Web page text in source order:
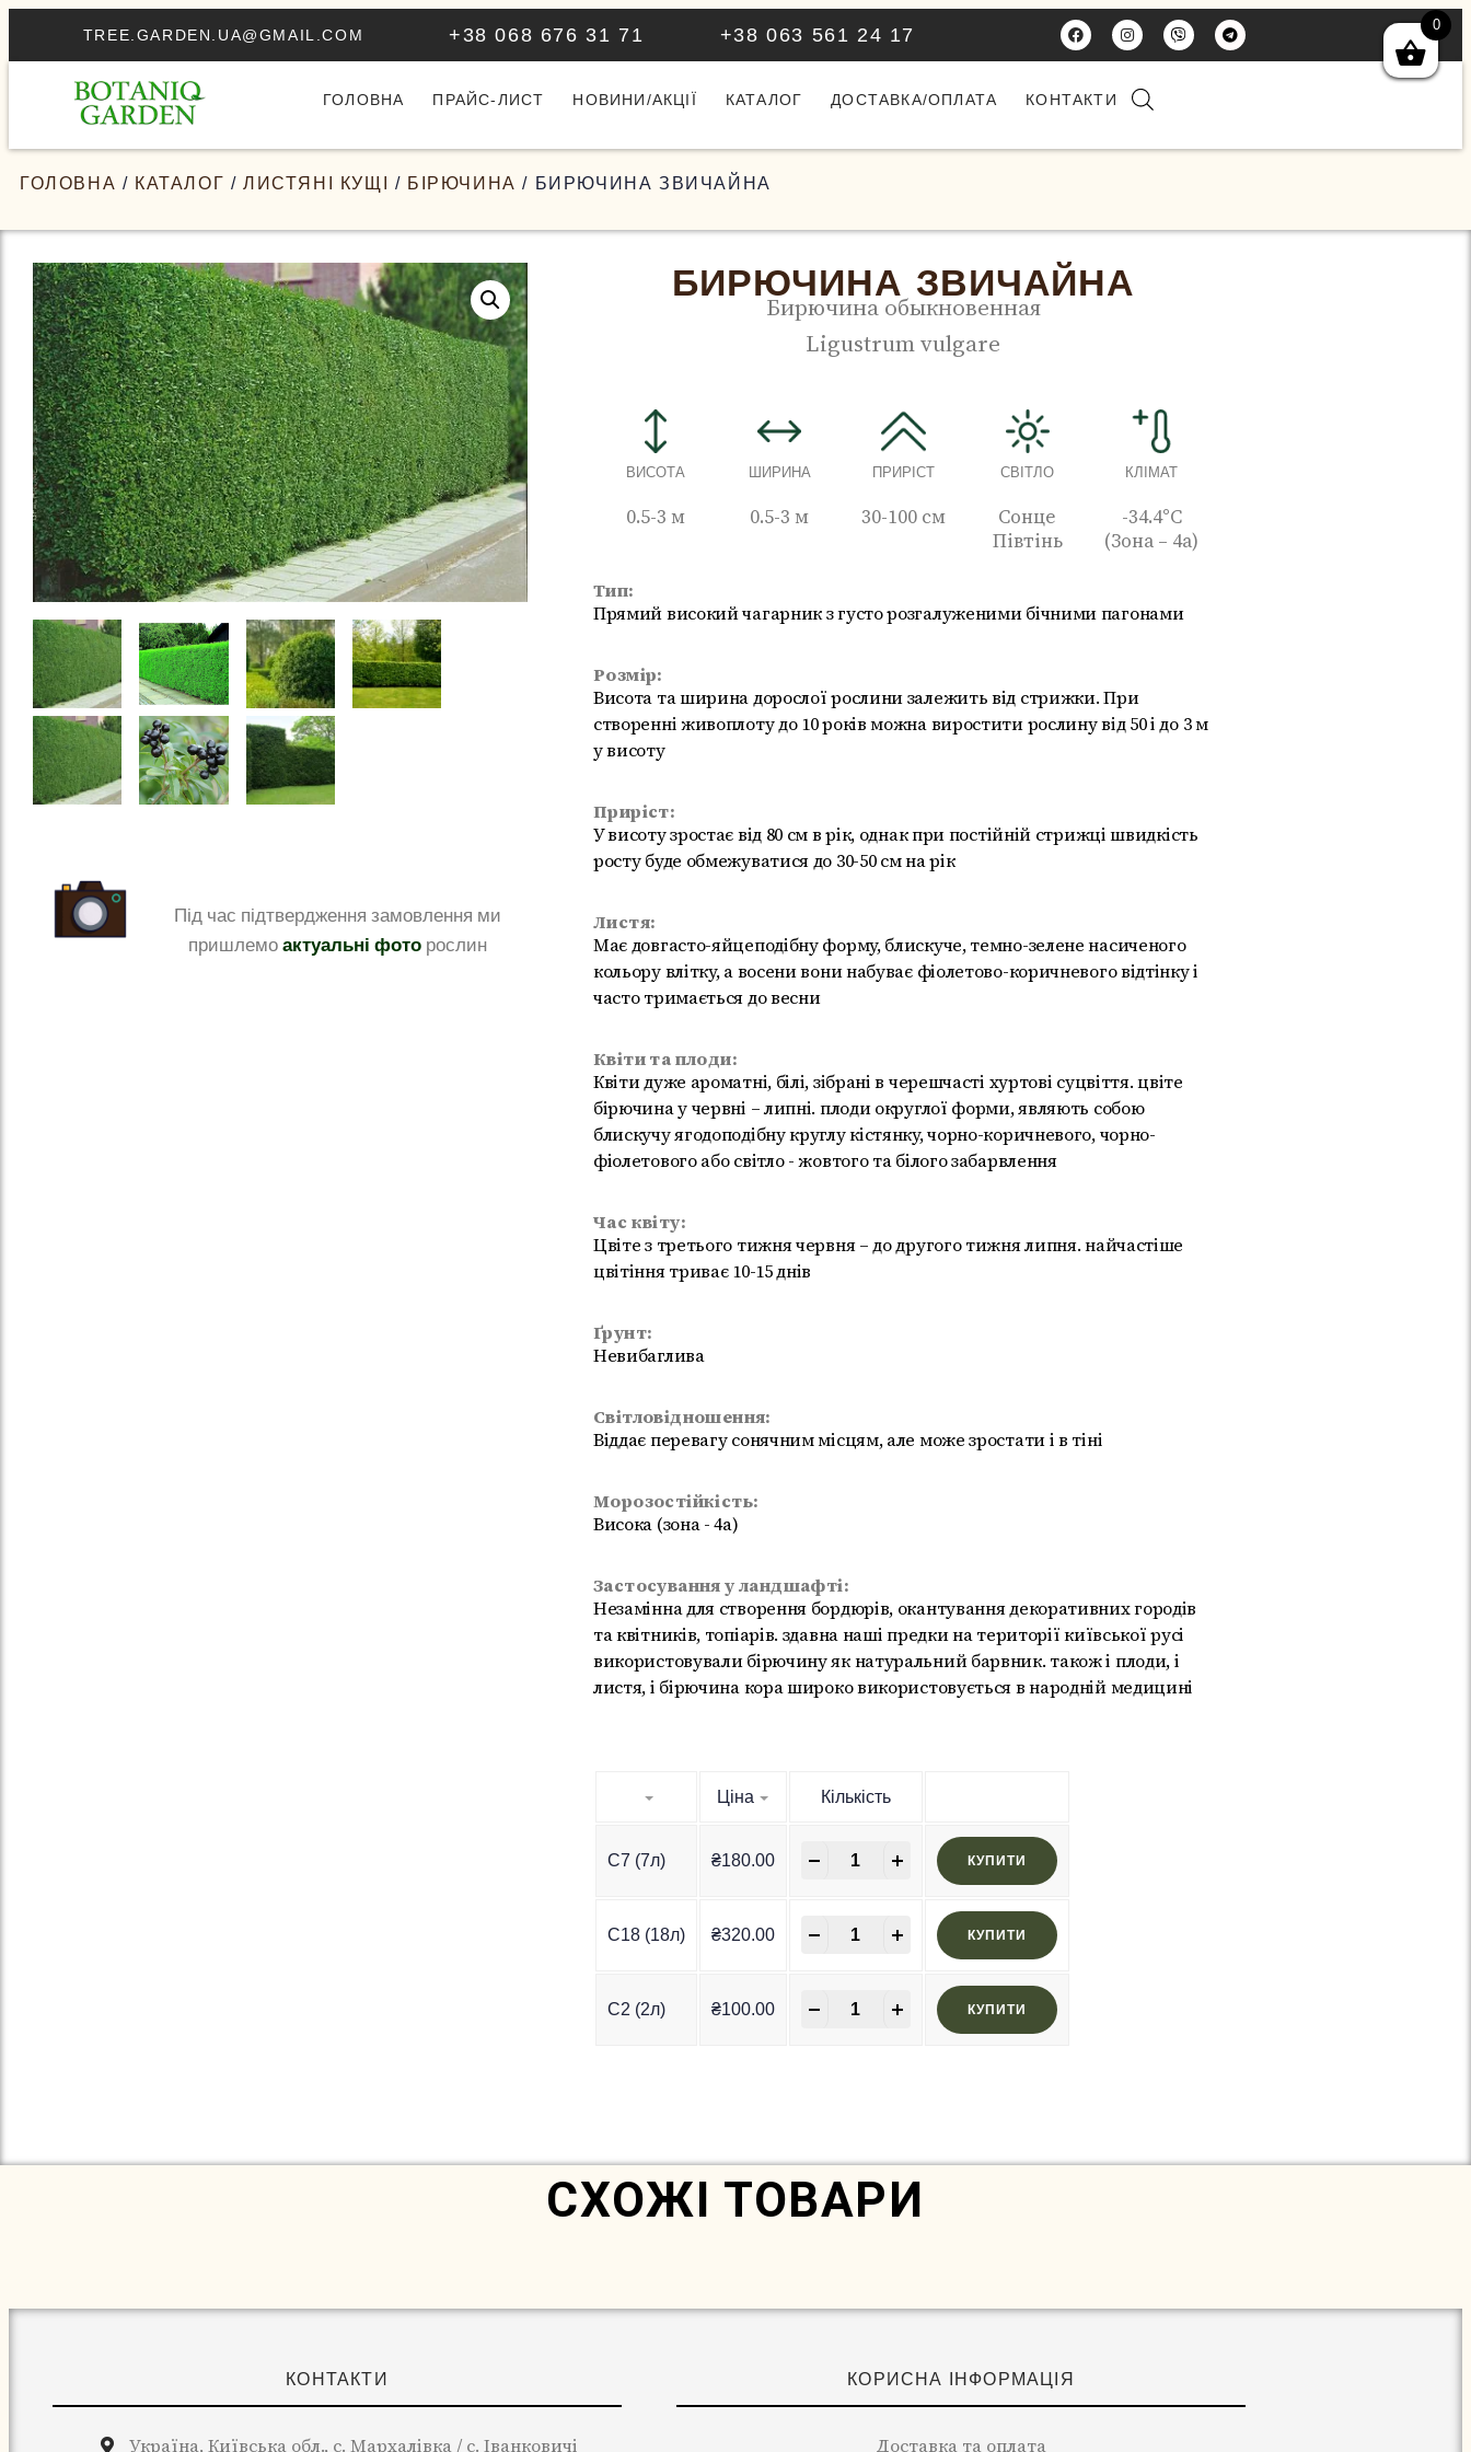
TREE.GARDEN.UA@GMAIL.COM +38 068 676 31 71 +38 063 561 24 17
ГОЛОВНА ПРАЙС-ЛИСТ НОВИНИ/АКЦІЇ КАТАЛОГ ДОСТАВКА/ОПЛАТА КОНТАКТИ
ГОЛОВНА / КАТАЛОГ /ЛИСТЯНІ КУЩІ / БІРЮЧИНА / БИРЮЧИНА ЗВИЧАЙНА
Під час підтвердження замовлення ми
пришлемоактуальні фоторослин
БИРЮЧИНА ЗВИЧАЙНА
Бирючина обыкновенная
Ligustrum vulgare
ВИСОТА
0.5-3 м
ШИРИНА
0.5-3 м
ПРИРІСТ
30-100 см
СВІТЛО
Сонце
Півтінь
КЛІМАТ
-34.4°C
(Зона – 4а)
Тип:
Прямий високий чагарник з густо розгалуженими бічними пагонами
Розмір:
Висота та ширина дорослої рослини залежить від стрижки. При
створенні живоплоту до 10 років можна виростити рослину від 50 і до 3 м
у висоту
Приріст:
У висоту зростає від 80 см в рік, однак при постійній стрижці швидкість
росту буде обмежуватися до 30-50 см на рік
Листя:
Має довгасто-яйцеподібну форму, блискуче, темно-зелене насиченого
кольору влітку, а восени вони набуває фіолетово-коричневого відтінку і
часто тримається до весни
Квіти та плоди:
Квіти дуже ароматні, білі, зібрані в черешчасті хуртові суцвіття. цвіте
бірючина у червні – липні. плоди округлої форми, являють собою
блискучу ягодоподібну круглу кістянку, чорно-коричневого, чорно-
фіолетового або світло - жовтого та білого забарвлення
Час квіту:
Цвіте з третього тижня червня – до другого тижня липня. найчастіше
цвітіння триває 10-15 днів
Ґрунт:
Невибаглива
Світловідношення:
Віддає перевагу сонячним місцям, але може зростати і в тіні
Морозостійкість:
Висока (зона - 4а)
Застосування у ландшафті:
Незамінна для створення бордюрів, окантування декоративних городів
та квітників, топіарів. здавна наші предки на території київської русі
використовували бірючину як натуральний барвник. також і плоди, і
листя, і бірючина кора широко використовується в народній медицині
Ціна Кількість
C7 (7л) ₴180.00
- КУПИТИ
C18 (18л) ₴320.00
- КУПИТИ
C2 (2л) ₴100.00
- КУПИТИ
СХОЖІ ТОВАРИ
КОНТАКТИ
Україна, Київська обл., с. Мархалівка / с. Іванковичі
КОРИСНА ІНФОРМАЦІЯ
Доставка та оплата
0